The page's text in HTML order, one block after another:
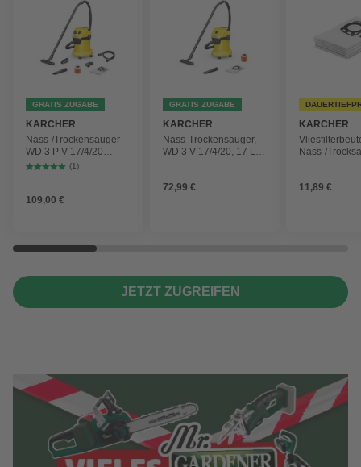
GRATIS ZUGABE
KÄRCHER
Nass-/Trockensauger
WD 3 P V-17/4/20
Workshop mit
(1)
109,00 €
GRATIS ZUGABE
KÄRCHER
Nass-Trockensauger,
WD 3 V-17/4/20, 17 L,
72,99 €
KÄRCHER
Nass-/
4 Stück
11,89 €
JETZT ZUGREIFEN